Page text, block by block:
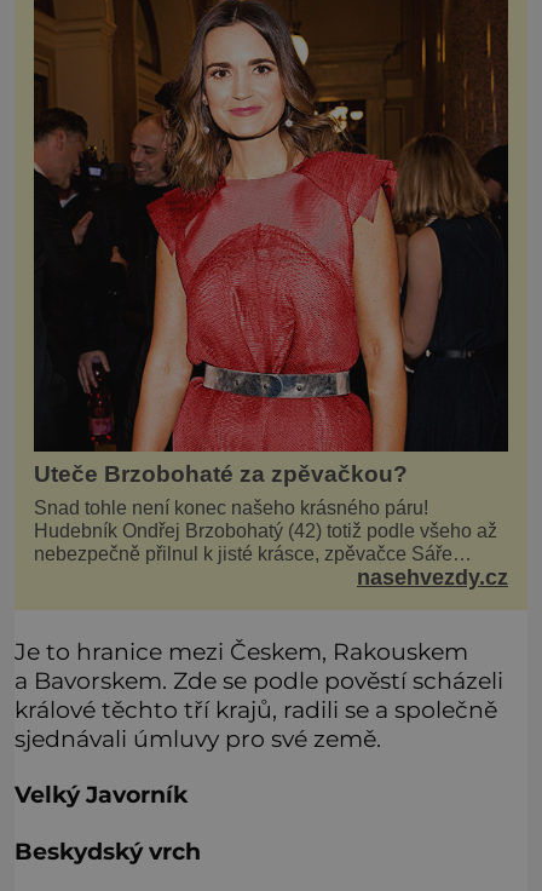
Uteče Brzobohaté za zpěvačkou?
Snad tohle není konec našeho krásného páru!
Hudebník Ondřej Brzobohatý (42) totiž podle všeho až
nebezpečně přilnul k jisté krásce, zpěvačce Sáře
Milfajtové (33), která jednou byla hostem v pořadu
nasehvezdy.cz
Je to hranice mezi Českem, Rakouskem
a Bavorskem. Zde se podle pověstí scházeli
králové těchto tří krajů, radili se a společně
sjednávali úmluvy pro své země.
Velký Javorník
Beskydský vrch